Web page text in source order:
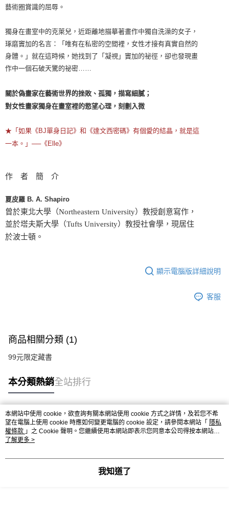
藝術圈賞識的屈辱。
獨身在畫室中的克萊兒，近距離地描摹著畫作中獨自洗澡的女子，
琢磨竇加的名言：「唯有在私密的空間裡，女性才接有真實自然的
身體。」就在這時候，她找到了「凝視」竇加的祕徑，卻也發現畫
作中一個石破天驚的祕密……
關於偽畫家在藝術世界的挫敗、孤獨，描寫細膩；
對女性畫家獨身在畫室裡的慾望心理，刻劃入微
★「如果《BJ單身日記》和《達文西密碼》有個愛的結晶，就是這
一本。」──《Elle》
作 者 簡 介
夏皮羅 B. A. Shapiro
曾於東北大學（Northeastern University）教授創意寫作，
並於塔夫斯大學（Tufts University）教授社會學，現居住
於波士頓。
顯示電腦版詳細說明
客服
商品相關分類 (1)
99元限定藏書
本分類熱銷全站排行
熱門標籤
本網站中使用 cookie，欲查詢有關本網站使用 cookie 方式之詳情，及若您不希
望在電腦上使用 cookie 時應如何變更電腦的 cookie 設定，請參閱本網站「 隱私
權條款 」之 Cookie 聲明。您繼續使用本網站即表示您同意本公司得按本網站使
用條款之 Cookie 聲明使用 cookie。
了解更多 >
我知道了